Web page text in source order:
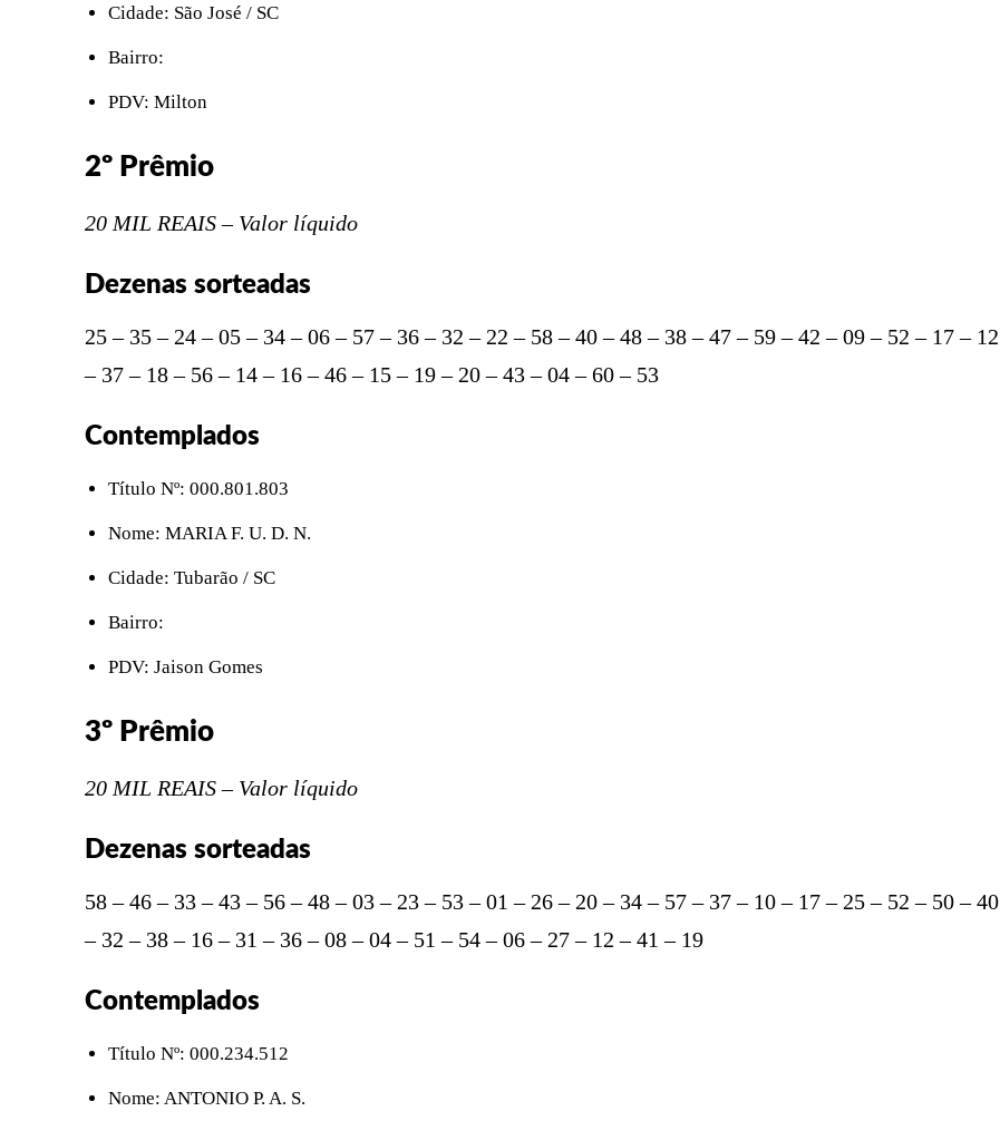
Cidade: São José / SC
Bairro:
PDV: Milton
2º Prêmio
20 MIL REAIS – Valor líquido
Dezenas sorteadas
25 – 35 – 24 – 05 – 34 – 06 – 57 – 36 – 32 – 22 – 58 – 40 – 48 – 38 – 47 – 59 – 42 – 09 – 52 – 17 – 12
– 37 – 18 – 56 – 14 – 16 – 46 – 15 – 19 – 20 – 43 – 04 – 60 – 53
Contemplados
Título Nº: 000.801.803
Nome: MARIA F. U. D. N.
Cidade: Tubarão / SC
Bairro:
PDV: Jaison Gomes
3º Prêmio
20 MIL REAIS – Valor líquido
Dezenas sorteadas
58 – 46 – 33 – 43 – 56 – 48 – 03 – 23 – 53 – 01 – 26 – 20 – 34 – 57 – 37 – 10 – 17 – 25 – 52 – 50 – 40
– 32 – 38 – 16 – 31 – 36 – 08 – 04 – 51 – 54 – 06 – 27 – 12 – 41 – 19
Contemplados
Título Nº: 000.234.512
Nome: ANTONIO P. A. S.